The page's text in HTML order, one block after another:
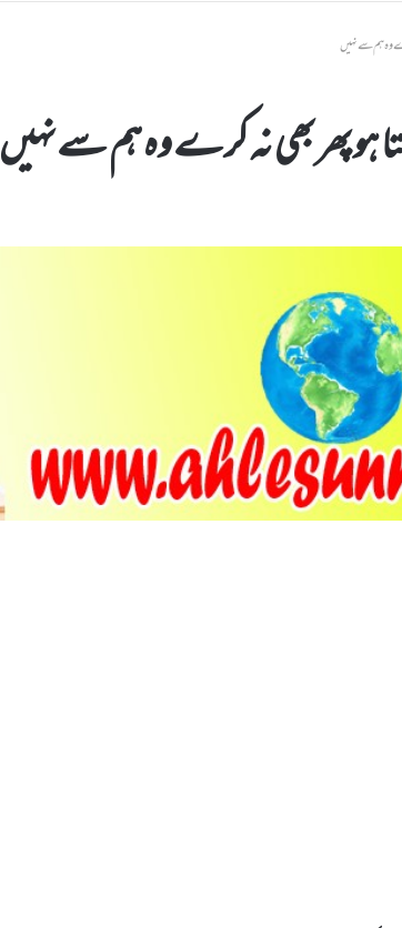
وہ ہم سے نہیں
ہو پھر بھی نہ کرے وہ ہم سے نہیں